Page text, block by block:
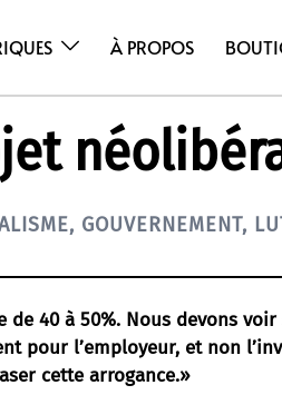
À PROPOS
, GOUVERNEMENT,
40 à 50%. Nous devons
pour l’employeur, et non
cette arrogance.»